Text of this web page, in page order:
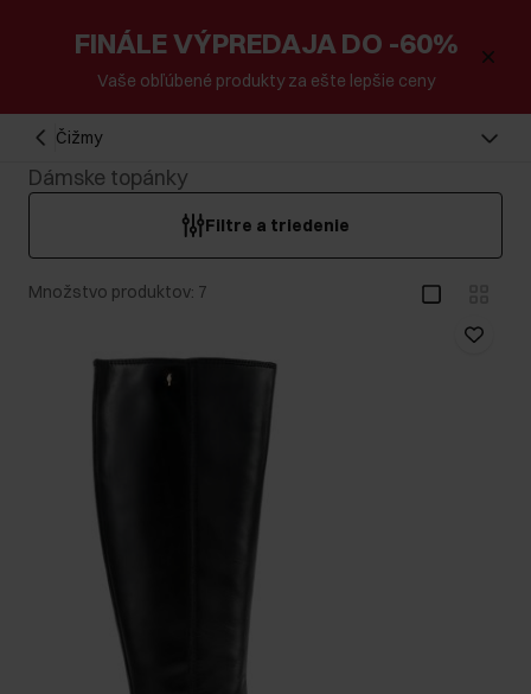
FINÁLE VÝPREDAJA DO -60%
Vaše obľúbené produkty za ešte lepšie ceny
Čižmy
Dámske topánky
Filtre a triedenie
Množstvo produktov: 7